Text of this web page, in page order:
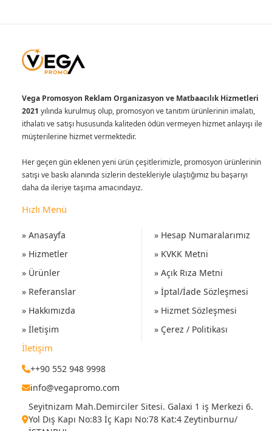
Vega Promosyon Reklam Organizasyon ve Matbaacılık Hizmetleri
2021 yılında kurulmuş olup, promosyon ve tanıtım ürünlerinin imalatı,
ithalatı ve satışı hususunda kaliteden ödün vermeyen hizmet anlayışı ile
müşterilerine hizmet vermektedir.
Her geçen gün eklenen yeni ürün çeşitlerimizle, promosyon ürünlerinin
satışı ve baskı alanında sizlerin destekleriyle ulaştığımız bu başarıyı
daha da ileriye taşıma amacındayız.
Hızlı Menü
» Anasayfa
» Hizmetler
» Ürünler
» Referanslar
» Hakkımızda
» İletişim
» Hesap Numaralarımız
» KVKK Metni
» Açık Rıza Metni
» İptal/İade Sözleşmesi
» Hizmet Sözleşmesi
» Çerez / Politikası
İletişim
++90 552 948 9998
info@vegapromo.com
Seyitnizam Mah.Demirciler Sitesi. Galaxi 1 iş Merkezi 6.
Yol Dış Kapı No:83 İç Kapı No:78 Kat:4 Zeytinburnu/